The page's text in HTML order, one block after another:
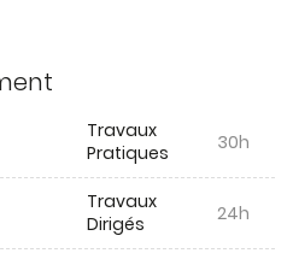
Travaux
Pratiques
30h
Travaux
Dirigés
24h